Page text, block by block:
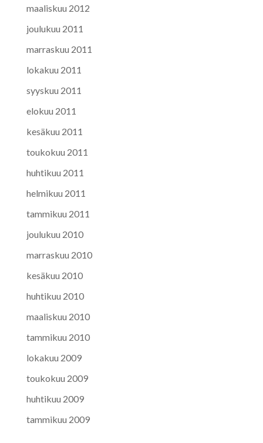
maaliskuu 2012
joulukuu 2011
marraskuu 2011
lokakuu 2011
syyskuu 2011
elokuu 2011
kesäkuu 2011
toukokuu 2011
huhtikuu 2011
helmikuu 2011
tammikuu 2011
joulukuu 2010
marraskuu 2010
kesäkuu 2010
huhtikuu 2010
maaliskuu 2010
tammikuu 2010
lokakuu 2009
toukokuu 2009
huhtikuu 2009
tammikuu 2009